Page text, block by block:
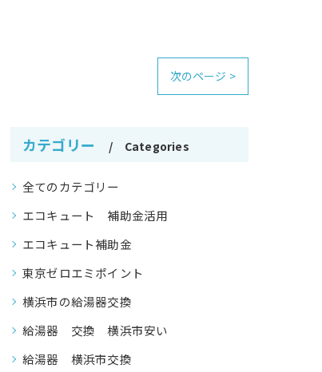
次のページ >
カテゴリー Categories
全てのカテゴリー
エコキュート 補助金活用
エコキュート補助金
東京ゼロエミポイント
横浜市の給湯器交換
給湯器 交換 横浜市安い
給湯器 横浜市交換